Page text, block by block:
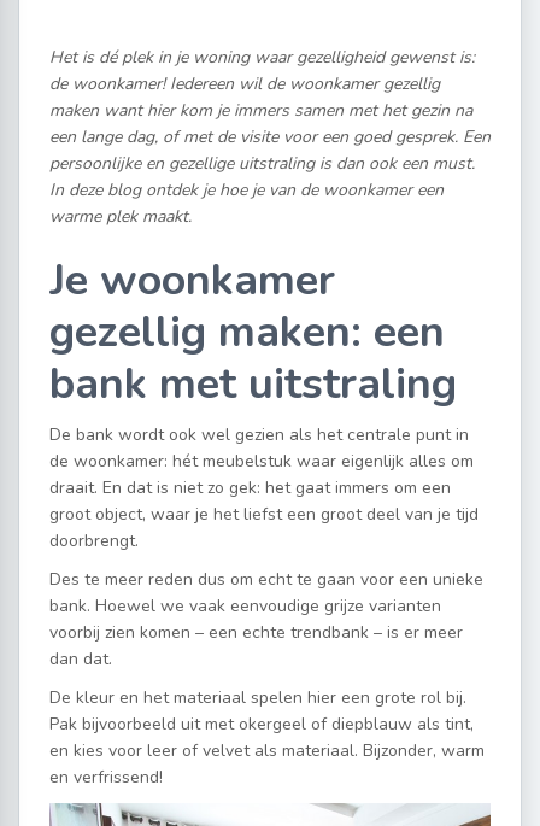
Het is dé plek in je woning waar gezelligheid gewenst is:
de woonkamer! Iedereen wil de woonkamer gezellig
maken want hier kom je immers samen met het gezin na
een lange dag, of met de visite voor een goed gesprek. Een
persoonlijke en gezellige uitstraling is dan ook een must.
In deze blog ontdek je hoe je van de woonkamer een
warme plek maakt.
Je woonkamer
gezellig maken: een
bank met uitstraling
De bank wordt ook wel gezien als het centrale punt in
de woonkamer: hét meubelstuk waar eigenlijk alles om
draait. En dat is niet zo gek: het gaat immers om een
groot object, waar je het liefst een groot deel van je tijd
doorbrengt.
Des te meer reden dus om echt te gaan voor een unieke
bank. Hoewel we vaak eenvoudige grijze varianten
voorbij zien komen – een echte trendbank – is er meer
dan dat.
De kleur en het materiaal spelen hier een grote rol bij.
Pak bijvoorbeeld uit met okergeel of diepblauw als tint,
en kies voor leer of velvet als materiaal. Bijzonder, warm
en verfrissend!